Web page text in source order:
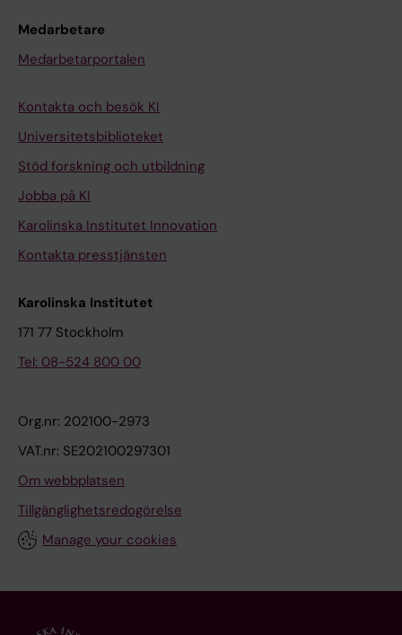
Medarbetare
Medarbetarportalen
Kontakta och besök KI
Universitetsbiblioteket
Stöd forskning och utbildning
Jobba på KI
Karolinska Institutet Innovation
Kontakta presstjänsten
Karolinska Institutet
171 77 Stockholm
Tel: 08-524 800 00
Org.nr: 202100-2973
VAT.nr: SE202100297301
Om webbplatsen
Tillgänglighetsredogörelse
Manage your cookies